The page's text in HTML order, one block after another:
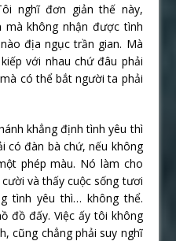
nghĩ đơn giản thế này,
không nhận được tình
địa ngục trần gian. Mà
với nhau chứ đâu phải
có thể bắt người ta phải
khẳng định tình yêu thì
có đàn bà chứ, nếu không
phép màu. Nó làm cho
và thấy cuộc sống tươi
tình yêu thì… không thể.
đồ đấy. Việc ấy tôi không
cũng chẳng phải suy nghĩ